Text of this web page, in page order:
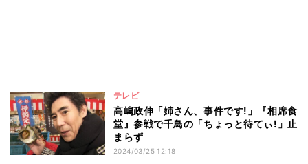
テレビ
高嶋政伸「姉さん、事件です!」『相席食
堂』参戦で千鳥の「ちょっと待てぃ!」止
まらず
2024/03/25 12:18